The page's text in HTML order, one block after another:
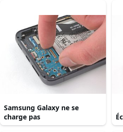
Samsung Galaxy ne se
charge pas